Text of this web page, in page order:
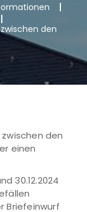
den
den
einen
30.12.2024
Briefeinwurf